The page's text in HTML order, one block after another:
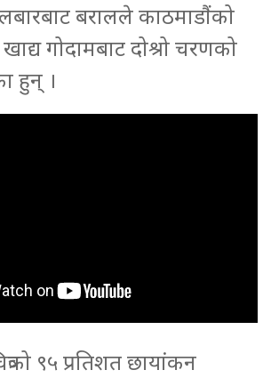
बरालले काठमाडौंको
गोदामबाट दोश्रो चरणको
हुन् ।
९५ प्रतिशत छायांकन